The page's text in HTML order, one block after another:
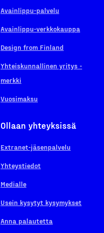
Avainlippu-palvelu
Avainlippu-verkkokauppa
Design from Finland
Yhteiskunnallinen yritys -
merkki
Vuosimaksu
Ollaan yhteyksissä
Extranet-jäsenpalvelu
Yhteystiedot
Medialle
Usein kysytyt kysymykset
Anna palautetta